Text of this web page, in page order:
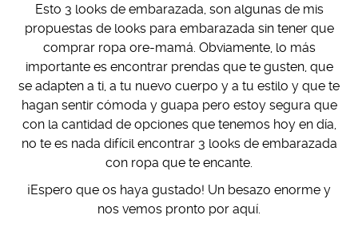
Esto 3 looks de embarazada, son algunas de mis
propuestas de looks para embarazada sin tener que
comprar ropa ore-mamá. Obviamente, lo más
importante es encontrar prendas que te gusten, que
se adapten a ti, a tu nuevo cuerpo y a tu estilo y que te
hagan sentir cómoda y guapa pero estoy segura que
con la cantidad de opciones que tenemos hoy en día,
no te es nada difícil encontrar 3 looks de embarazada
con ropa que te encante.
¡Espero que os haya gustado! Un besazo enorme y
nos vemos pronto por aquí.